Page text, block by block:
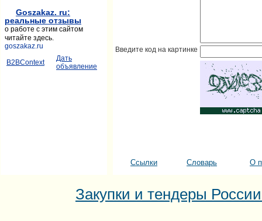
Введите код на картинке
Ссылки Словарь О
Goszakaz. ru:
реальные отзывы
о работе с этим сайтом
читайте здесь.
goszakaz.ru
B2BContext
Дать
объявление
Закупки и тендеры